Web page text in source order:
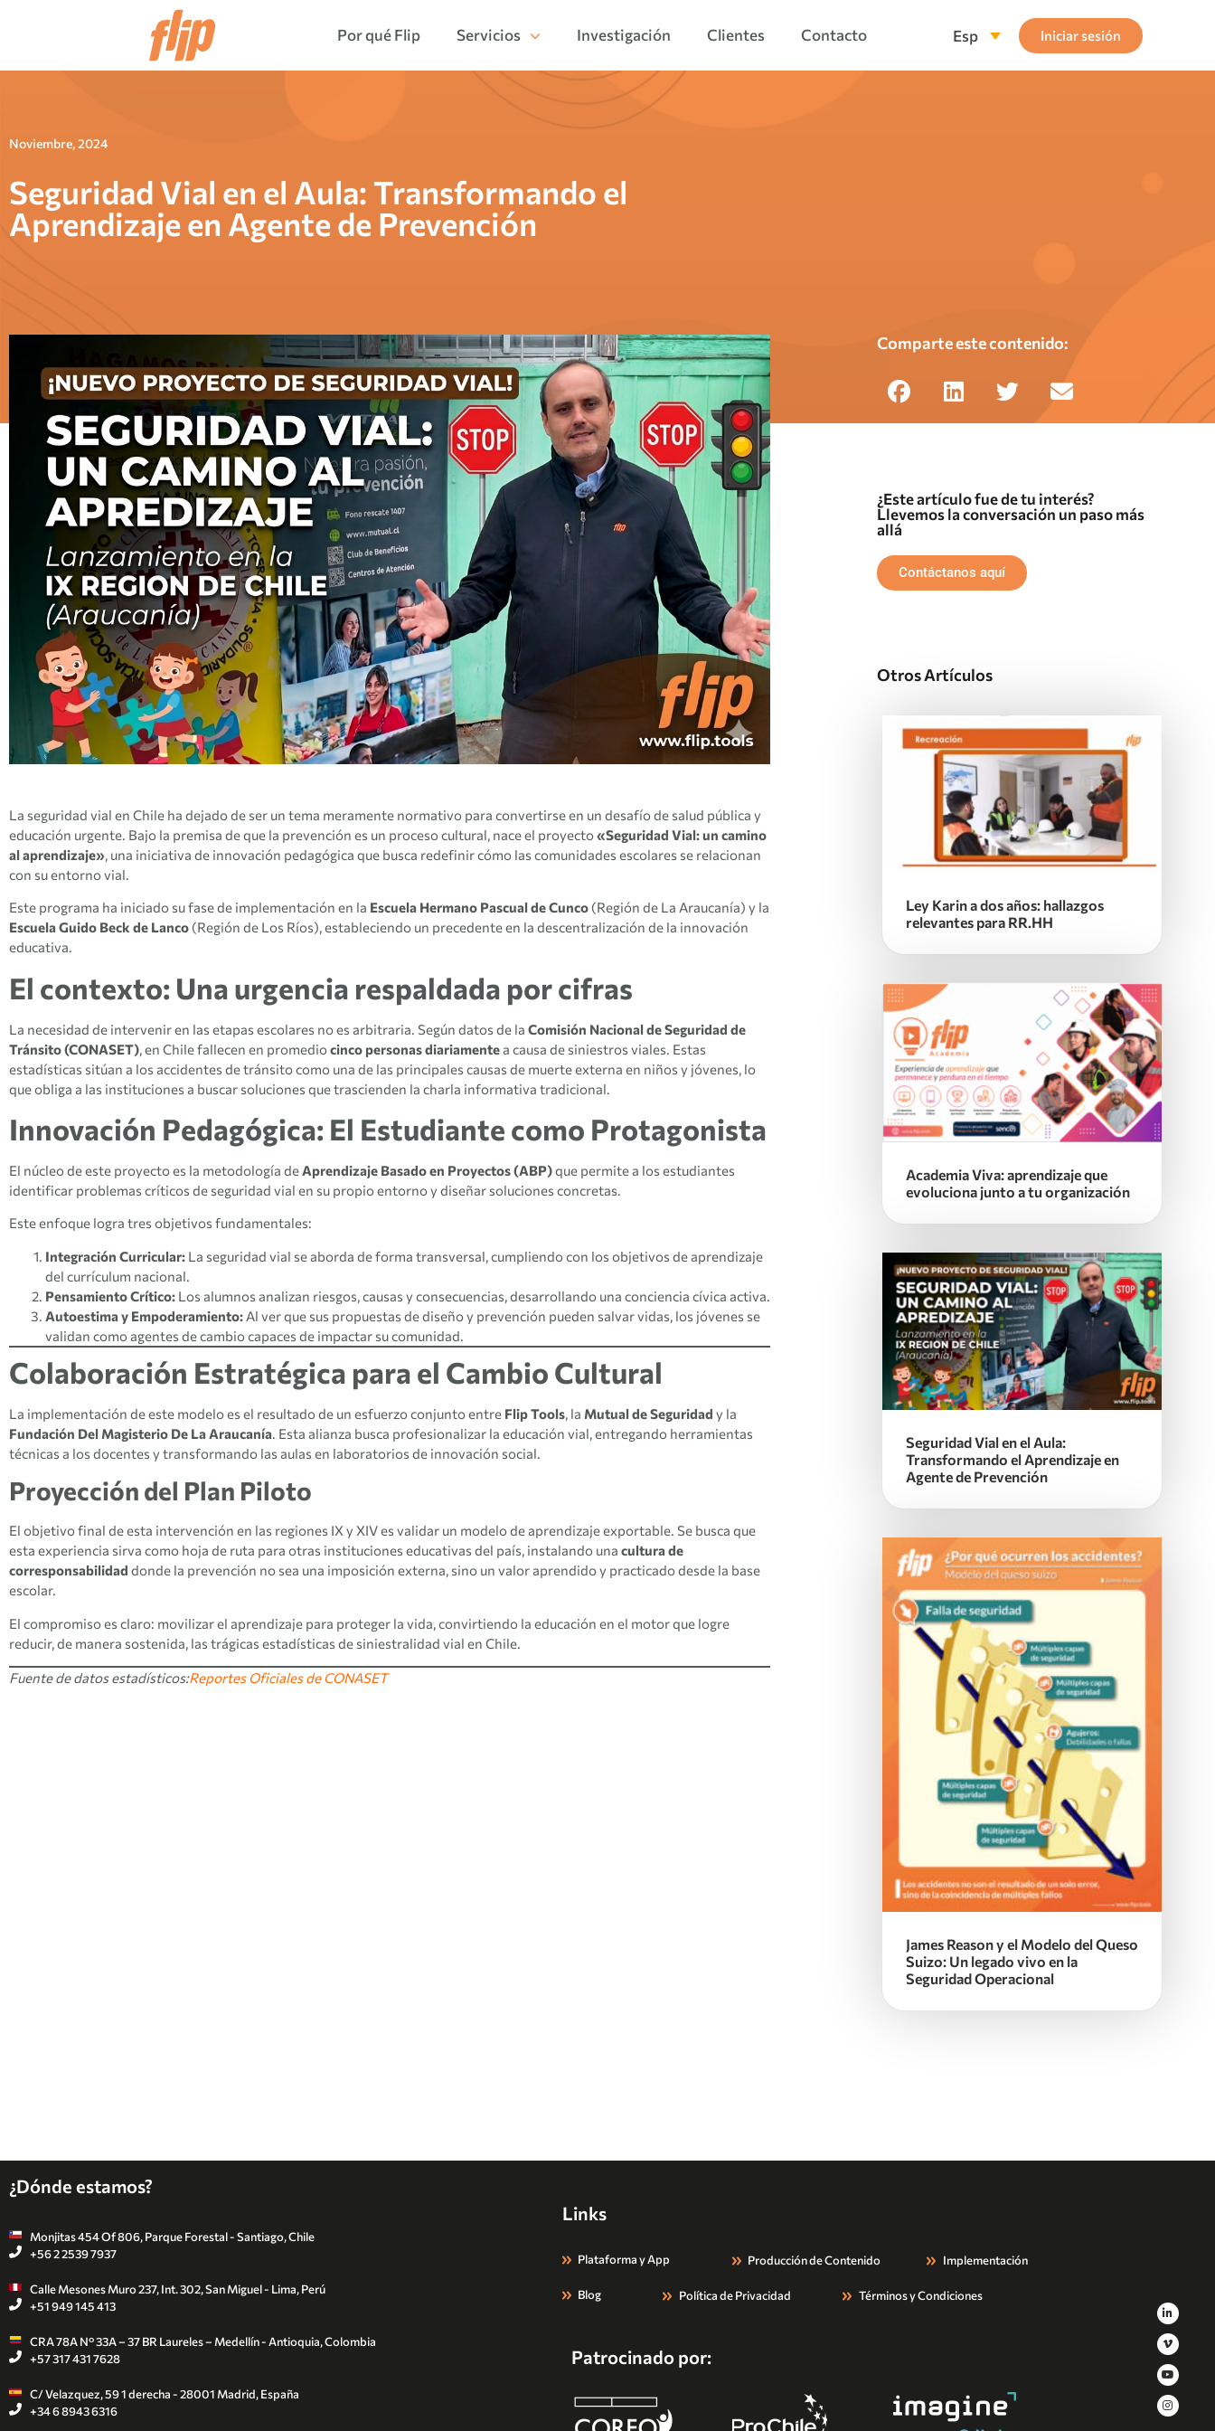
Por qué Flip Servicios Investigación Clientes Contacto Esp Iniciar sesión
Noviembre, 2024
Seguridad Vial en el Aula: Transformando el
Aprendizaje en Agente de Prevención
La seguridad vial en Chile ha dejado de ser un tema meramente normativo para convertirse en un desafío de salud pública y
educación urgente. Bajo la premisa de que la prevención es un proceso cultural, nace el proyecto«Seguridad Vial: un camino
al aprendizaje», una iniciativa de innovación pedagógica que busca redefinir cómo las comunidades escolares se relacionan
con su entorno vial.
Este programa ha iniciado su fase de implementación en la Escuela Hermano Pascual de Cunco (Región de La Araucanía) y la
Escuela Guido Beck de Lanco (Región de Los Ríos), estableciendo un precedente en la descentralización de la innovación
educativa.
El contexto: Una urgencia respaldada por cifras
La necesidad de intervenir en las etapas escolares no es arbitraria. Según datos de la Comisión Nacional de Seguridad de
Tránsito (CONASET), en Chile fallecen en promediocinco personas diariamente a causa de siniestros viales. Estas
estadísticas sitúan a los accidentes de tránsito como una de las principales causas de muerte externa en niños y jóvenes, lo
que obliga a las instituciones a buscar soluciones que trascienden la charla informativa tradicional.
Innovación Pedagógica: El Estudiante como Protagonista
El núcleo de este proyecto es la metodología deAprendizaje Basado en Proyectos (ABP)que permite a los estudiantes
identificar problemas críticos de seguridad vial en su propio entorno y diseñar soluciones concretas.
Este enfoque logra tres objetivos fundamentales:
Integración Curricular: La seguridad vial se aborda de forma transversal, cumpliendo con los objetivos de aprendizaje
del currículum nacional.
Pensamiento Crítico: Los alumnos analizan riesgos, causas y consecuencias, desarrollando una conciencia cívica activa.
Autoestima y Empoderamiento: Al ver que sus propuestas de diseño y prevención pueden salvar vidas, los jóvenes se
validan como agentes de cambio capaces de impactar su comunidad.
Colaboración Estratégica para el Cambio Cultural
La implementación de este modelo es el resultado de un esfuerzo conjunto entre Flip Tools, la Mutual de Seguridad y la
Fundación Del Magisterio De La Araucanía. Esta alianza busca profesionalizar la educación vial, entregando herramientas
técnicas a los docentes y transformando las aulas en laboratorios de innovación social.
Proyección del Plan Piloto
El objetivo final de esta intervención en las regiones IX y XIV es validar un modelo de aprendizaje exportable. Se busca que
esta experiencia sirva como hoja de ruta para otras instituciones educativas del país, instalando una cultura de
corresponsabilidad donde la prevención no sea una imposición externa, sino un valor aprendido y practicado desde la base
escolar.
El compromiso es claro: movilizar el aprendizaje para proteger la vida, convirtiendo la educación en el motor que logre
reducir, de manera sostenida, las trágicas estadísticas de siniestralidad vial en Chile.
Fuente de datos estadísticos:Reportes Oficiales de CONASET
Comparte este contenido:
¿Este artículo fue de tu interés?
Llevemos la conversación un paso más
allá
Contáctanos aquí
Otros Artículos
Ley Karin a dos años: hallazgos
relevantes para RR.HH
Academia Viva: aprendizaje que
evoluciona junto a tu organización
Seguridad Vial en el Aula:
Transformando el Aprendizaje en
Agente de Prevención
James Reason y el Modelo del Queso
Suizo: Un legado vivo en la
Seguridad Operacional
¿Dónde estamos?
Monjitas 454 Of 806, Parque Forestal - Santiago, Chile
+56 2 2539 7937
Calle Mesones Muro 237, Int. 302, San Miguel - Lima, Perú
+51 949 145 413
CRA 78A N° 33A – 37 BR Laureles – Medellín - Antioquia, Colombia
+57 317 431 7628
C/ Velazquez, 59 1 derecha - 28001 Madrid, España
+34 6 8943 6316
Links
Plataforma y App Producción de Contenido Implementación
Blog Política de Privacidad Términos y Condiciones
Patrocinado por: